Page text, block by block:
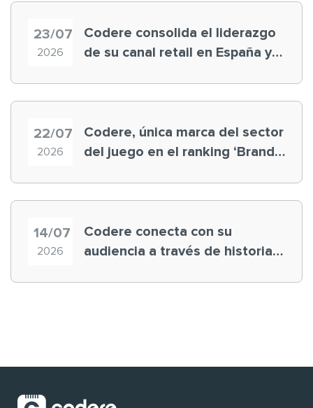
23/07
2026
Codere consolida el liderazgo
de su canal retail en España y
22/07
2026
Codere, única marca del sector
del juego en el ranking ‘Brand
14/07
2026
Codere conecta con su
audiencia a través de historias